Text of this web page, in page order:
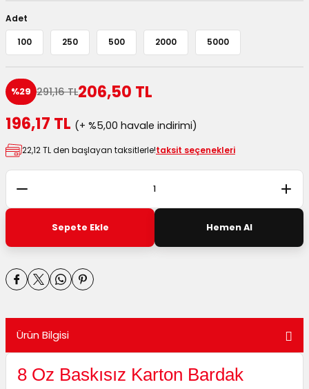
Kutuları
Kutuları
Kutular
ve Koliler
Adet
100 250 500 2000 5000
%29 291,16 TL206,50 TL
196,17 TL (+ %5,00 havale indirimi)
22,12 TL den başlayan taksitlerle!taksit seçenekleri
Sepete Ekle Hemen Al
Ürün Bilgisi
8 Oz Baskısız Karton Bardak